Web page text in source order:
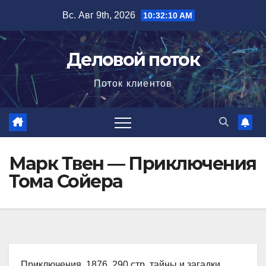
содержимому
Вс. Авг 9th, 2026 10:32:11 AM
Деловой поток
Поток клиентов
Марк Твен — Приключения
Тома Сойера